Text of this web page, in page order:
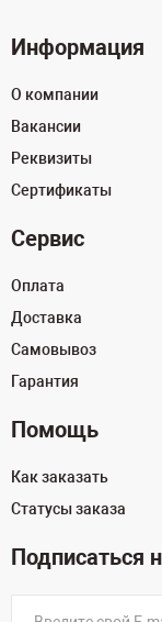
Информация
О компании
Вакансии
Реквизиты
Сертификаты
Сервис
Оплата
Доставка
Самовывоз
Гарантия
Помощь
Как заказать
Статусы заказа
Подписаться